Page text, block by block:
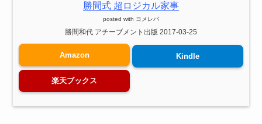
勝間式 超ロジカル家事
posted with ヨメレバ
勝間和代 アチーブメント出版 2017-03-25
Amazon Kindle
楽天ブックス